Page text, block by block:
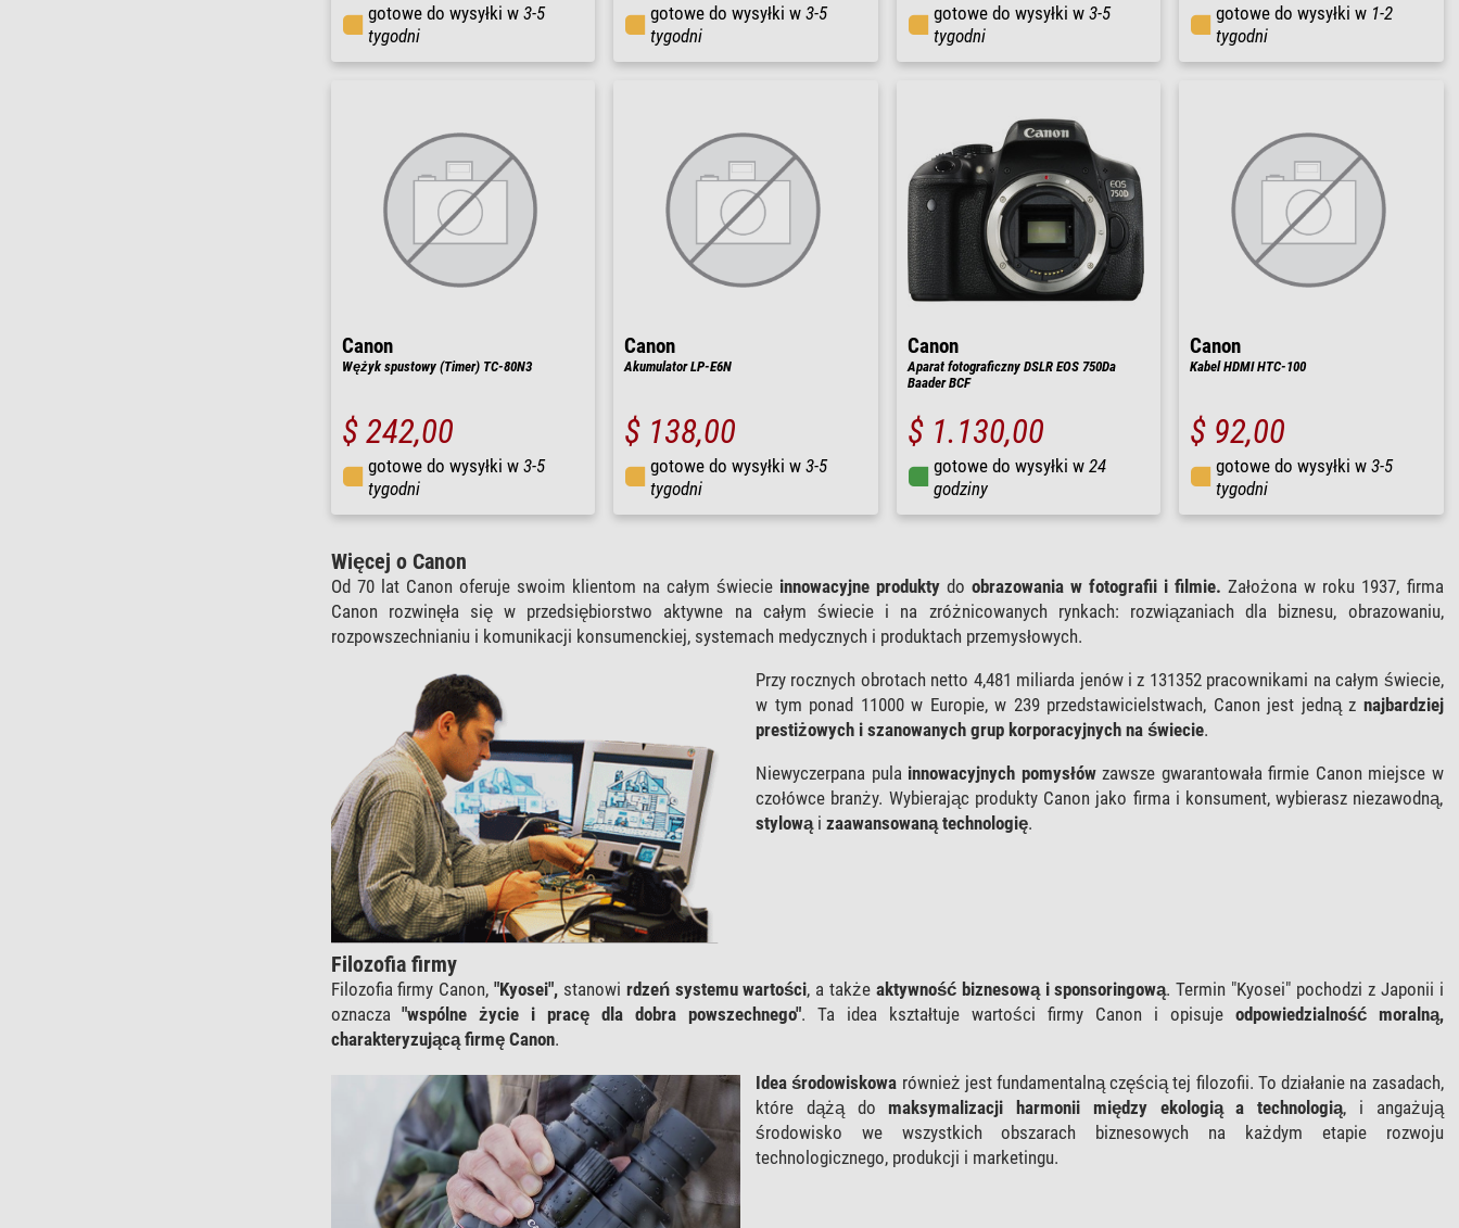
gotowe do wysyłki w 3-5
tygodni
gotowe do wysyłki w 3-5
tygodni
gotowe do wysyłki w 3-5
tygodni
gotowe do wysyłki w 1-2
tygodni
Canon
Wężyk spustowy (Timer) TC-80N3
$ 242,00
gotowe do wysyłki w 3-5
tygodni
Canon
Akumulator LP-E6N
$ 138,00
gotowe do wysyłki w 3-5
tygodni
Canon
Aparat fotograficzny DSLR EOS 750Da
Baader BCF
$ 1.130,00
gotowe do wysyłki w 24
godziny
Canon
Kabel HDMI HTC-100
$ 92,00
gotowe do wysyłki w 3-5
tygodni
Więcej o Canon
Od 70 lat Canon oferuje swoim klientom na całym świecieinnowacyjne produkty do obrazowania w fotografii i filmie.Założona w roku 1937, firma
Canon rozwinęła się w przedsiębiorstwo aktywne na całym świecie i na zróżnicowanych rynkach: rozwiązaniach dla biznesu, obrazowaniu,
rozpowszechnianiu i komunikacji konsumenckiej, systemach medycznych i produktach przemysłowych.
Przy rocznych obrotach netto 4,481 miliarda jenów i z 131352 pracownikami na całym świecie,
w tym ponad 11000 w Europie, w 239 przedstawicielstwach, Canon jest jedną z najbardziej
prestiżowych i szanowanych grup korporacyjnych na świecie.
Niewyczerpana pula innowacyjnych pomysłówzawsze gwarantowała firmie Canon miejsce w
czołówce branży. Wybierając produkty Canon jako firma i konsument, wybierasz niezawodną,
stylowąi zaawansowaną technologię.
Filozofia firmy
Filozofia firmy Canon, "Kyosei", stanowi rdzeń systemu wartości, a także aktywność biznesową i sponsoringową. Termin "Kyosei" pochodzi z Japonii i
oznacza"wspólne życie i pracę dla dobra powszechnego". Ta idea kształtuje wartości firmy Canon i opisujeodpowiedzialność moralną,
charakteryzującą firmę Canon.
Idea środowiskowa również jest fundamentalną częścią tej filozofii. To działanie na zasadach,
które dążą domaksymalizacji harmonii między ekologią a technologią, i angażują
środowisko we wszystkich obszarach biznesowych na każdym etapie rozwoju
technologicznego, produkcji i marketingu.